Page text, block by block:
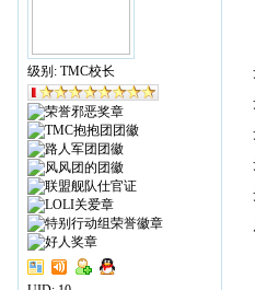
级别: TMC校长